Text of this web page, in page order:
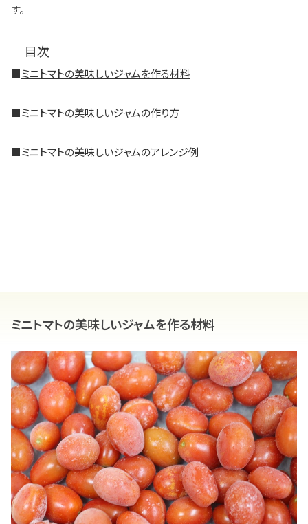
す。
目次
■ミニトマトの美味しいジャムを作る材料
■ミニトマトの美味しいジャムの作り方
■ミニトマトの美味しいジャムのアレンジ例
ミニトマトの美味しいジャムを作る材料